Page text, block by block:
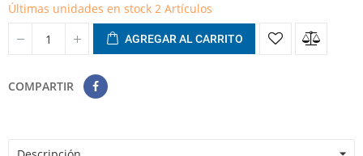
Últimas unidades en stock 2 Artículos
AGREGAR AL CARRITO
COMPARTIR